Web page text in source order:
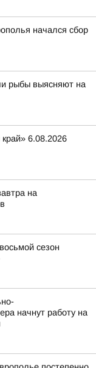
начался сбор
рыбы выясняют на
6.08.2026
на
сезон
начнут работу на